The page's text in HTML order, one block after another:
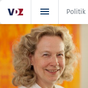
zum
Inhalt
Politik